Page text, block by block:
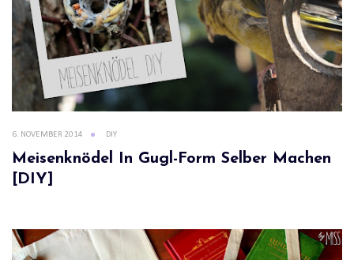
6. NOVEMBER 2014 DIY
Meisenknödel In Gugl-Form Selber Machen
[DIY]